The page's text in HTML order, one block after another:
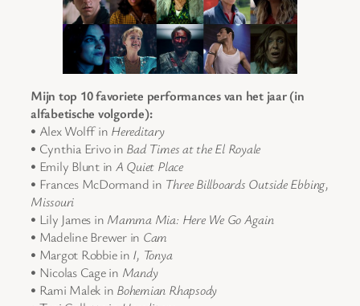
Mijn top 10 favoriete performances van het jaar (in
alfabetische volgorde):
• Alex Wolff in Hereditary
• Cynthia Erivo in Bad Times at the El Royale
• Emily Blunt in A Quiet Place
• Frances McDormand in Three Billboards Outside Ebbing,
Missouri
• Lily James in Mamma Mia: Here We Go Again
• Madeline Brewer in Cam
• Margot Robbie in I, Tonya
• Nicolas Cage in Mandy
• Rami Malek in Bohemian Rhapsody